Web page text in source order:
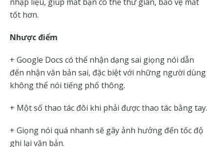
tốt hơn.
Nhược điểm
+ Google Docs có thể nhận dạng sai giọng nói dẫn
đến nhận văn bản sai, đặc biệt với những người dùng
không thể nói tiếng phổ thông.
+ Một số thao tác đôi khi phải được thao tác bằng tay.
+ Giọng nói quá nhanh sẽ gây ảnh hưởng đến tốc độ
ghi lại văn bản.